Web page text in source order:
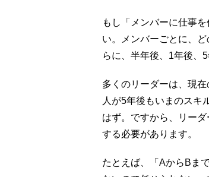
もし「メンバーに仕事
い。メンバーごとに、
らに、半年後、1年後、
多くのリーダーは、現
人が5年後もいまのスキ
はず。ですから、リー
する必要があります。
たとえば、「AからBま